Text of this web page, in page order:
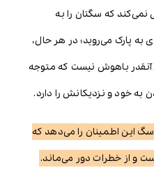
نمی‌کند که سگتان را به
به پارک می‌روید؛ در هر حال،
باهوش نیست که متوجه
خود و نزدیکانش را دارد.
این اطمینان را می‌دهد که
و از خطرات دور می‌ماند.